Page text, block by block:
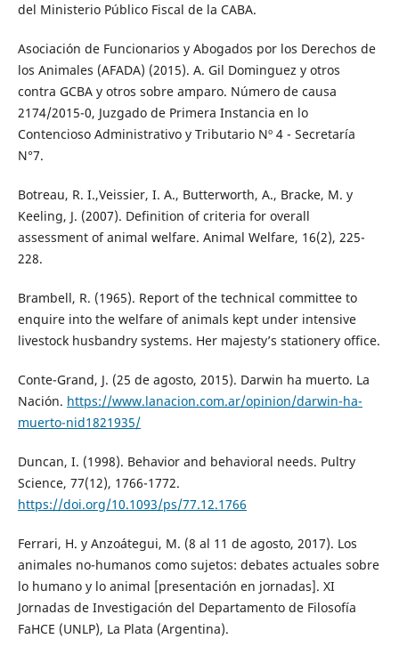
del Ministerio Público Fiscal de la CABA.
Asociación de Funcionarios y Abogados por los Derechos de
los Animales (AFADA) (2015). A. Gil Dominguez y otros
contra GCBA y otros sobre amparo. Número de causa
2174/2015-0, Juzgado de Primera Instancia en lo
Contencioso Administrativo y Tributario Nº 4 - Secretaría
N°7.
Botreau, R. I.,Veissier, I. A., Butterworth, A., Bracke, M. y
Keeling, J. (2007). Definition of criteria for overall
assessment of animal welfare. Animal Welfare, 16(2), 225-
228.
Brambell, R. (1965). Report of the technical committee to
enquire into the welfare of animals kept under intensive
livestock husbandry systems. Her majesty’s stationery office.
Conte-Grand, J. (25 de agosto, 2015). Darwin ha muerto. La
Nación. https://www.lanacion.com.ar/opinion/darwin-ha-
muerto-nid1821935/
Duncan, I. (1998). Behavior and behavioral needs. Pultry
Science, 77(12), 1766-1772.
https://doi.org/10.1093/ps/77.12.1766
Ferrari, H. y Anzoátegui, M. (8 al 11 de agosto, 2017). Los
animales no-humanos como sujetos: debates actuales sobre
lo humano y lo animal [presentación en jornadas]. XI
Jornadas de Investigación del Departamento de Filosofía
FaHCE (UNLP), La Plata (Argentina).